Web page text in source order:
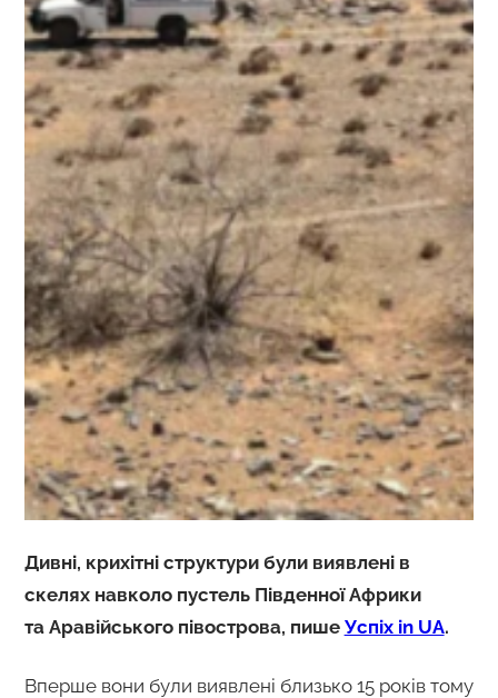
Дивні, крихітні структури були виявлені в
скелях навколо пустель Південної Африки
та Аравійського півострова, пише Успіх in UA.
Вперше вони були виявлені близько 15 років тому